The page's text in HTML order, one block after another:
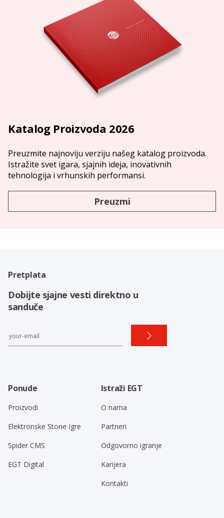
Katalog Proizvoda 2026
Preuzmite najnoviju verziju našeg katalog proizvoda.
Istražite svet igara, sjajnih ideja, inovativnih
tehnologija i vrhunskih performansi.
Preuzmi
Pretplata
Dobijte sjajne vesti direktno u
sanduče
Ponude
Proizvodi
Elektronske Stone Igre
Spider CMS
EGT Digital
Istraži EGT
O nama
Partneri
Odgovorno igranje
Karijera
Kontakti